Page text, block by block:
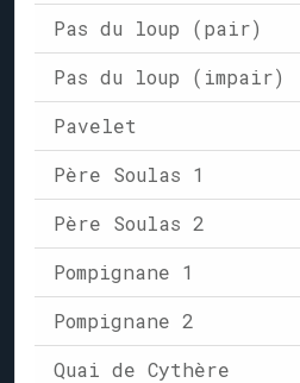
Pas du loup (pair)
Pas du loup (impair)
Pavelet
Père Soulas 1
Père Soulas 2
Pompignane 1
Pompignane 2
Quai de Cythère